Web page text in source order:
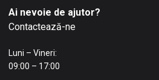
Ai nevoie de ajutor?
Contactează-ne
Luni – Vineri:
09:00 – 17:00